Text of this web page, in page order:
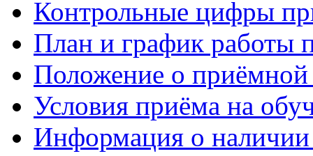
Контрольные цифры
План и график работы
Положение о приёмной
Условия приёма на
Информация о